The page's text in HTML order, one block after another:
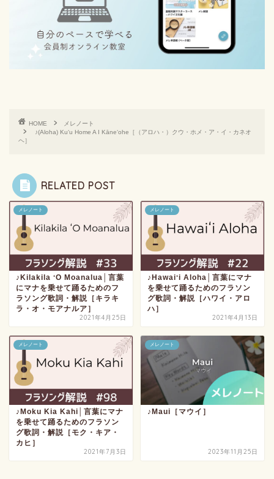
HOME
メレノート
♪(Aloha) Kuʻu Home A I Kāneʻohe［（アロハ・）クウ・ホメ・ア・イ・カネオ
ヘ］
RELATED POST
メレノート
♪Kilakila ʻO Moanalua│言葉
にマナを乗せて踊るためのフ
ラソング歌詞・解説［キラキ
ラ・オ・モアナルア］
2021年4月25日
メレノート
♪Hawaiʻi Aloha│言葉にマナ
を乗せて踊るためのフラソン
グ歌詞・解説［ハワイ・アロ
ハ］
2021年4月13日
メレノート
♪Moku Kia Kahi│言葉にマナ
を乗せて踊るためのフラソン
グ歌詞・解説［モク・キア・
カヒ］
2021年7月3日
メレノート
♪Maui［マウイ］
2023年11月25日